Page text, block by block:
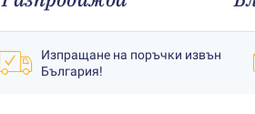
Изпращане на поръчки извън
България!